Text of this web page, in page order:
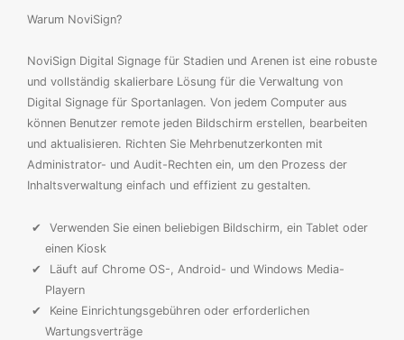
Warum NoviSign?
NoviSign Digital Signage für Stadien und Arenen ist eine robuste
und vollständig skalierbare Lösung für die Verwaltung von
Digital Signage für Sportanlagen. Von jedem Computer aus
können Benutzer remote jeden Bildschirm erstellen, bearbeiten
und aktualisieren. Richten Sie Mehrbenutzerkonten mit
Administrator- und Audit-Rechten ein, um den Prozess der
Inhaltsverwaltung einfach und effizient zu gestalten.
Verwenden Sie einen beliebigen Bildschirm, ein Tablet oder
einen Kiosk
Läuft auf Chrome OS-, Android- und Windows Media-
Playern
Keine Einrichtungsgebühren oder erforderlichen
Wartungsverträge